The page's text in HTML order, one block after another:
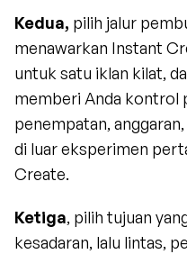
Kedua, pilih jalur
menawarkan Instant
untuk satu iklan kilat,
memberi Anda kontrol
penempatan,
di luar eksperimen
Create.
Ketiga, pilih tujuan
kesadaran, lalu lintas,